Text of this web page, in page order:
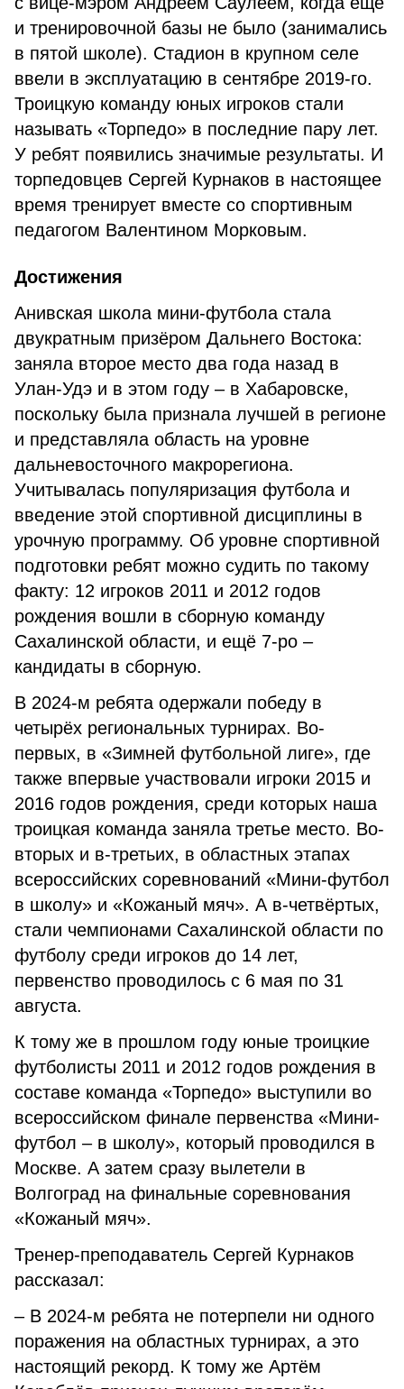
и тренировочной базы не было (занимались
в пятой школе). Стадион в крупном селе
ввели в эксплуатацию в сентябре 2019-го.
Троицкую команду юных игроков стали
называть «Торпедо» в последние пару лет.
У ребят появились значимые результаты. И
торпедовцев Сергей Курнаков в настоящее
время тренирует вместе со спортивным
педагогом Валентином Морковым.
Достижения
Анивская школа мини-футбола стала
двукратным призёром Дальнего Востока:
заняла второе место два года назад в
Улан-Удэ и в этом году – в Хабаровске,
поскольку была признала лучшей в регионе
и представляла область на уровне
дальневосточного макрорегиона.
Учитывалась популяризация футбола и
введение этой спортивной дисциплины в
урочную программу. Об уровне спортивной
подготовки ребят можно судить по такому
факту: 12 игроков 2011 и 2012 годов
рождения вошли в сборную команду
Сахалинской области, и ещё 7-ро –
кандидаты в сборную.
В 2024-м ребята одержали победу в
четырёх региональных турнирах. Во-
первых, в «Зимней футбольной лиге», где
также впервые участвовали игроки 2015 и
2016 годов рождения, среди которых наша
троицкая команда заняла третье место. Во-
вторых и в-третьих, в областных этапах
всероссийских соревнований «Мини-футбол
в школу» и «Кожаный мяч». А в-четвёртых,
стали чемпионами Сахалинской области по
футболу среди игроков до 14 лет,
первенство проводилось с 6 мая по 31
августа.
К тому же в прошлом году юные троицкие
футболисты 2011 и 2012 годов рождения в
составе команда «Торпедо» выступили во
всероссийском финале первенства «Мини-
футбол – в школу», который проводился в
Москве. А затем сразу вылетели в
Волгоград на финальные соревнования
«Кожаный мяч».
Тренер-преподаватель Сергей Курнаков
рассказал:
– В 2024-м ребята не потерпели ни одного
поражения на областных турнирах, а это
настоящий рекорд. К тому же Артём